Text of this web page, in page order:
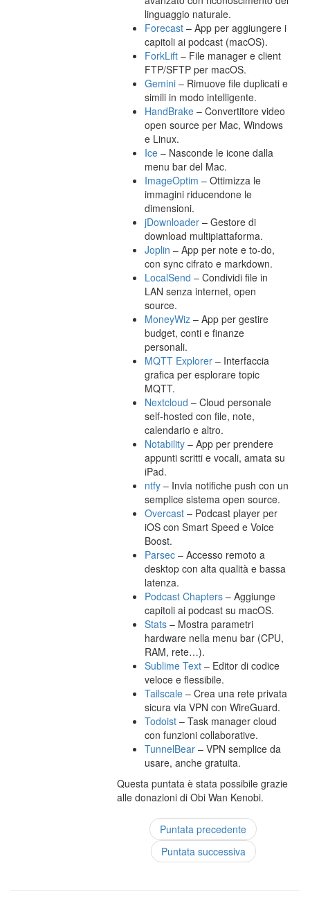
linguaggio naturale.
Forecast – App per aggiungere i
capitoli ai podcast (macOS).
ForkLift – File manager e client
FTP/SFTP per macOS.
Gemini – Rimuove file duplicati e
simili in modo intelligente.
HandBrake – Convertitore video
open source per Mac, Windows
e Linux.
Ice – Nasconde le icone dalla
menu bar del Mac.
ImageOptim – Ottimizza le
immagini riducendone le
dimensioni.
jDownloader – Gestore di
download multipiattaforma.
Joplin – App per note e to-do,
con sync cifrato e markdown.
LocalSend – Condividi file in
LAN senza internet, open
source.
MoneyWiz – App per gestire
budget, conti e finanze
personali.
MQTT Explorer – Interfaccia
grafica per esplorare topic
MQTT.
Nextcloud – Cloud personale
self-hosted con file, note,
calendario e altro.
Notability – App per prendere
appunti scritti e vocali, amata su
iPad.
ntfy – Invia notifiche push con un
semplice sistema open source.
Overcast – Podcast player per
iOS con Smart Speed e Voice
Boost.
Parsec – Accesso remoto a
desktop con alta qualità e bassa
latenza.
Podcast Chapters – Aggiunge
capitoli ai podcast su macOS.
Stats – Mostra parametri
hardware nella menu bar (CPU,
RAM, rete…).
Sublime Text – Editor di codice
veloce e flessibile.
Tailscale – Crea una rete privata
sicura via VPN con WireGuard.
Todoist – Task manager cloud
con funzioni collaborative.
TunnelBear – VPN semplice da
usare, anche gratuita.
Questa puntata è stata possibile grazie
alle donazioni di Obi Wan Kenobi.
Puntata precedente
Puntata successiva